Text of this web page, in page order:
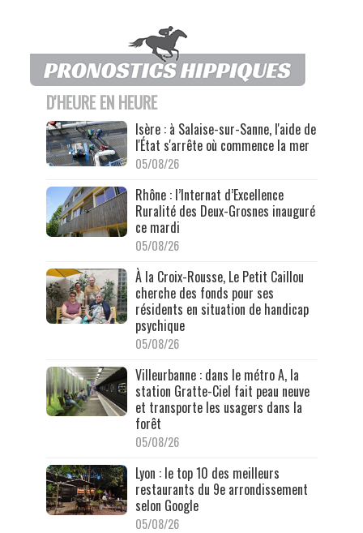
D'HEURE EN HEURE
Isère : à Salaise-sur-Sanne, l'aide de
l'État s'arrête où commence la mer
05/08/26
Rhône : l’Internat d’Excellence
Ruralité des Deux-Grosnes inauguré
ce mardi
05/08/26
À la Croix-Rousse, Le Petit Caillou
cherche des fonds pour ses
résidents en situation de handicap
psychique
05/08/26
Villeurbanne : dans le métro A, la
station Gratte-Ciel fait peau neuve
et transporte les usagers dans la
forêt
05/08/26
Lyon : le top 10 des meilleurs
restaurants du 9e arrondissement
selon Google
05/08/26